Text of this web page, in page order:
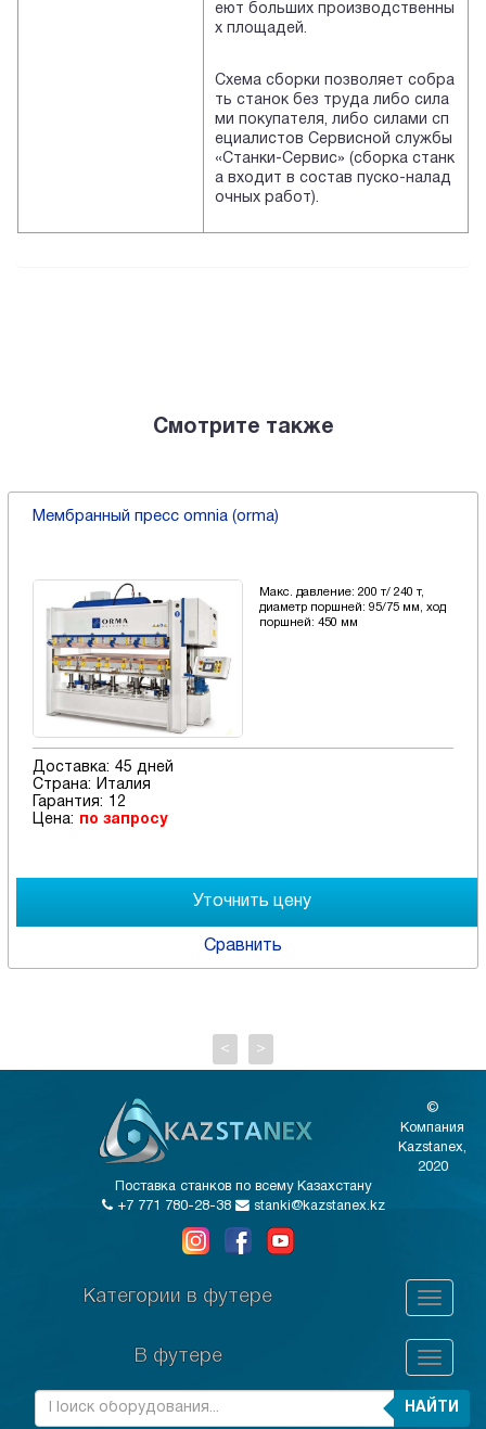
еют больших производственны
х площадей.
Схема сборки позволяет собра
ть станок без труда либо сила
ми покупателя, либо силами сп
ециалистов Сервисной службы
«Станки-Сервис» (сборка станк
а входит в состав пуско-налад
очных работ).
Смотрите также
Мeмбpaнный пpecc omnia (orma)
Макс. давление: 200 т/ 240 т,
диаметр поршней: 95/75 мм, ход
поршней: 450 мм
Доставка: 45 дней
Страна:
Италия
Гарантия: 12
Цена: по запросу
Сравнить
< >
©
Компания
Kazstanex,
2020
Поставка станков по всему Казахстану
+7 771 780-28-38
stanki@kazstanex.kz
Категории в футере
В футере
НАЙТИ